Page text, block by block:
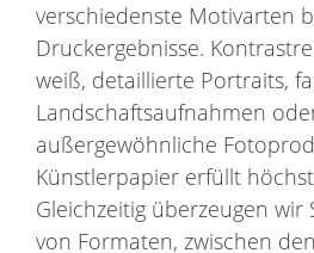
verschiedenste Motivarten
Druckergebnisse.
weiß, detaillierte Portraits,
Landschaftsaufnahmen
außergewöhnliche
Künstlerpapier erfüllt
Gleichzeitig überzeugen wir
von Formaten, zwischen